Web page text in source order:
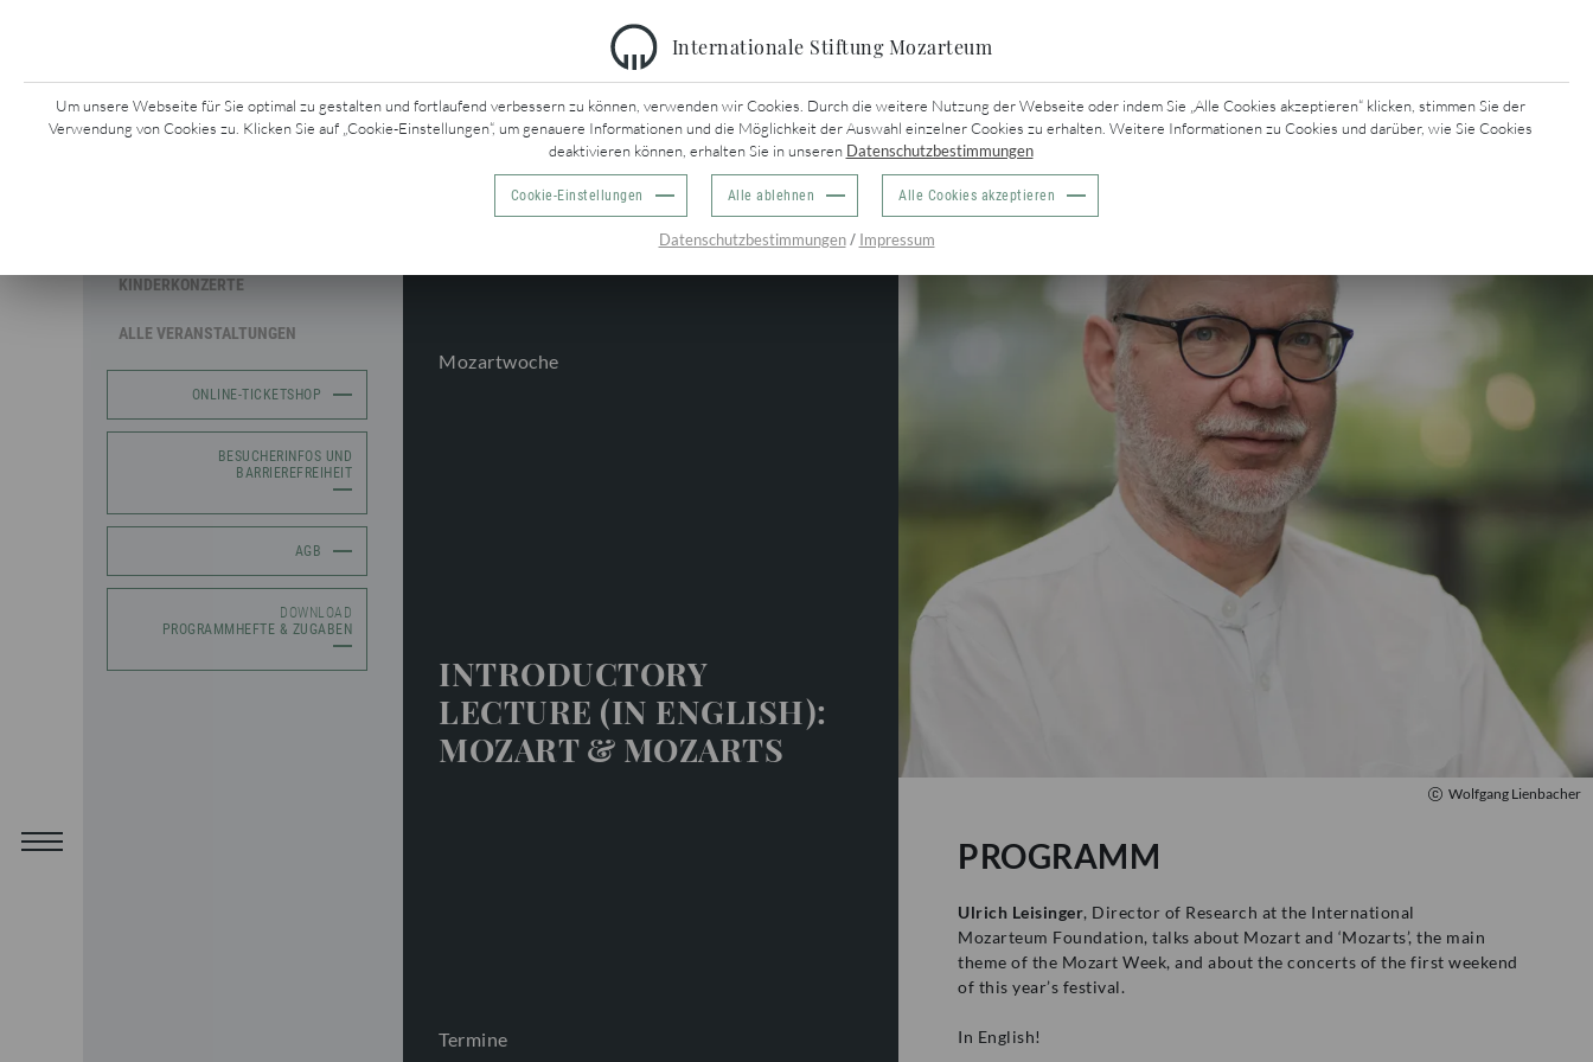
Internationale Stiftung Mozarteum
Um unsere Webseite für Sie optimal zu gestalten und fortlaufend verbessern zu können, verwenden wir Cookies. Durch die weitere Nutzung der Webseite oder indem Sie „Alle Cookies akzeptieren“ klicken, stimmen Sie der
Verwendung von Cookies zu. Klicken Sie auf „Cookie-Einstellungen“, um genauere Informationen und die Möglichkeit der Auswahl einzelner Cookies zu erhalten. Weitere Informationen zu Cookies und darüber, wie Sie Cookies
deaktivieren können, erhalten Sie in unseren Datenschutzbestimmungen
Cookie-Einstellungen Alle ablehnen Alle Cookies akzeptieren
Datenschutzbestimmungen/ Impressum
EVENTS
KINDERKONZERTE
ALLE VERANSTALTUNGEN
ONLINE-TICKETSHOP
BESUCHERINFOS UND
BARRIEREFREIHEIT
AGB
DOWNLOAD
PROGRAMMHEFTE & ZUGABEN
Mozartwoche
INTRODUCTORY
LECTURE (IN ENGLISH):
MOZART & MOZARTS
Termine
Wolfgang Lienbacher
PROGRAMM
Ulrich Leisinger, Director of Research at the International
Mozarteum Foundation, talks about Mozart and ‘Mozarts’, the main
theme of the Mozart Week, and about the concerts of the first weekend
of this year’s festival.
In English!